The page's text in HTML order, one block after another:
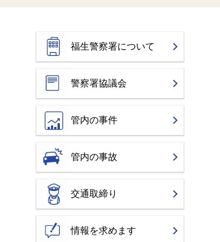
福生警察署について
警察署協議会
管内の事件
管内の事故
交通取締り
情報を求めます